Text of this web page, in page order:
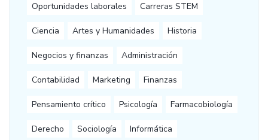
Oportunidades laborales Carreras STEM
Ciencia Artes y Humanidades Historia
Negocios y finanzas Administración
Contabilidad Marketing Finanzas
Pensamiento crítico Psicología Farmacobiología
Derecho Sociología Informática